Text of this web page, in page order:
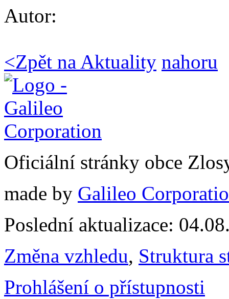
Autor:
<Zpět na Aktuality nahoru
Oficiální stránky obce
made by Galileo
Poslední aktualizace:
Změna vzhledu, Struktura
Prohlášení o přístupnosti